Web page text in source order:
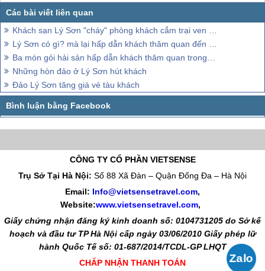
Khách sạn Lý Sơn "cháy" phòng khách cắm trại ven biển
Lý Sơn có gì? mà lại hấp dẫn khách thăm quan đến vậy
Ba món gỏi hải sản hấp dẫn khách thăm quan trong dịp hè
Những hòn đảo ở Lý Sơn hút khách
Đảo Lý Sơn tăng giá vé tàu khách
CÔNG TY CỔ PHẦN VIETSENSE
Trụ Sở Tại Hà Nội: Số 88 Xã Đàn – Quận Đống Đa – Hà Nội
Email: Info@vietsensetravel.com,
Website:www.vietsensetravel.com,
Giấy chứng nhận đăng ký kinh doanh số: 0104731205 do Sở kế
hoạch và đầu tư TP Hà Nội cấp ngày 03/06/2010 Giấy phép lữ
hành Quốc Tế số: 01-687/2014/TCDL-GP LHQT
CHẤP NHẬN THANH TOÁN